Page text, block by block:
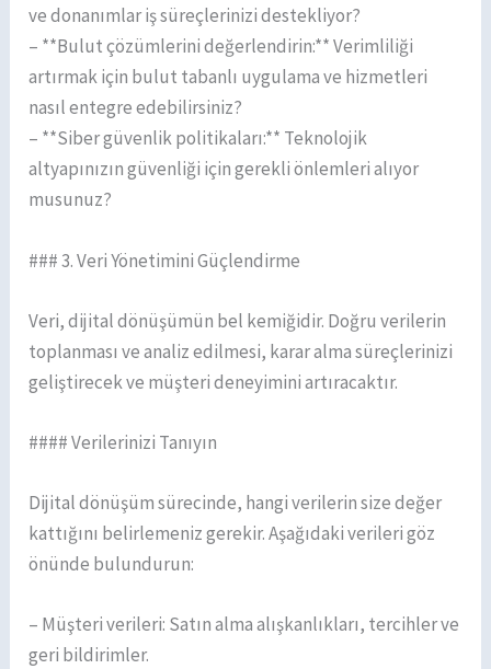
ve donanımlar iş süreçlerinizi destekliyor?
– **Bulut çözümlerini değerlendirin:** Verimliliği
artırmak için bulut tabanlı uygulama ve hizmetleri
nasıl entegre edebilirsiniz?
– **Siber güvenlik politikaları:** Teknolojik
altyapınızın güvenliği için gerekli önlemleri alıyor
musunuz?
### 3. Veri Yönetimini Güçlendirme
Veri, dijital dönüşümün bel kemiğidir. Doğru verilerin
toplanması ve analiz edilmesi, karar alma süreçlerinizi
geliştirecek ve müşteri deneyimini artıracaktır.
#### Verilerinizi Tanıyın
Dijital dönüşüm sürecinde, hangi verilerin size değer
kattığını belirlemeniz gerekir. Aşağıdaki verileri göz
önünde bulundurun:
– Müşteri verileri: Satın alma alışkanlıkları, tercihler ve
geri bildirimler.